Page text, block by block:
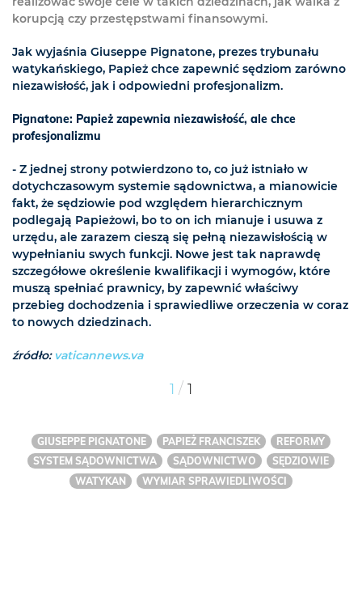
korupcją czy przestępstwami finansowymi.
Jak wyjaśnia Giuseppe Pignatone, prezes trybunału
watykańskiego, Papież chce zapewnić sędziom zarówno
niezawisłość, jak i odpowiedni profesjonalizm.
Pignatone: Papież zapewnia niezawisłość, ale chce
profesjonalizmu
- Z jednej strony potwierdzono to, co już istniało w
dotychczasowym systemie sądownictwa, a mianowicie
fakt, że sędziowie pod względem hierarchicznym
podlegają Papieżowi, bo to on ich mianuje i usuwa z
urzędu, ale zarazem cieszą się pełną niezawisłością w
wypełnianiu swych funkcji. Nowe jest tak naprawdę
szczegółowe określenie kwalifikacji i wymogów, które
muszą spełniać prawnicy, by zapewnić właściwy
przebieg dochodzenia i sprawiedliwe orzeczenia w coraz
to nowych dziedzinach.
źródło: vaticannews.va
1 / 1
GIUSEPPE PIGNATONE PAPIEŻ FRANCISZEK
REFORMY
SYSTEM SĄDOWNICTWA
SĄDOWNICTWO
SĘDZIOWIE
WATYKAN
WYMIAR SPRAWIEDLIWOŚCI